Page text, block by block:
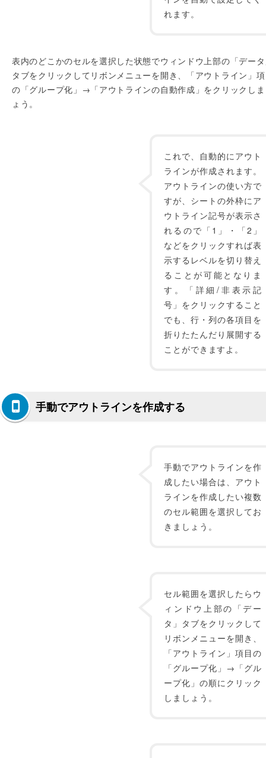
れます。
表内のどこかのセルを選択した状態でウィンドウ上部の「デー
タブをクリックしてリボンメニューを開き、「アウトライン」
の「グループ化」→「アウトラインの自動作成」をクリックし
ょう。
これで、自動的にアウト
ラインが作成されます。
アウトラインの使い方で
すが、シートの外枠にア
ウトライン記号が表示さ
れるので「1」・「2」
などをクリックすれば表
示するレベルを切り替え
ることが可能となりま
す。「詳細/非表示記
号」をクリックすること
でも、行・列の各項目を
折りたたんだり展開する
ことができますよ。
手動でアウトラインを作成する
手動でアウトラインを作
成したい場合は、アウト
ラインを作成したい複数
のセル範囲を選択してお
きましょう。
セル範囲を選択したらウ
ィンドウ上部の「デー
タ」タブをクリックして
リボンメニューを開き、
「アウトライン」項目の
「グループ化」→「グル
ープ化」の順にクリック
しましょう。